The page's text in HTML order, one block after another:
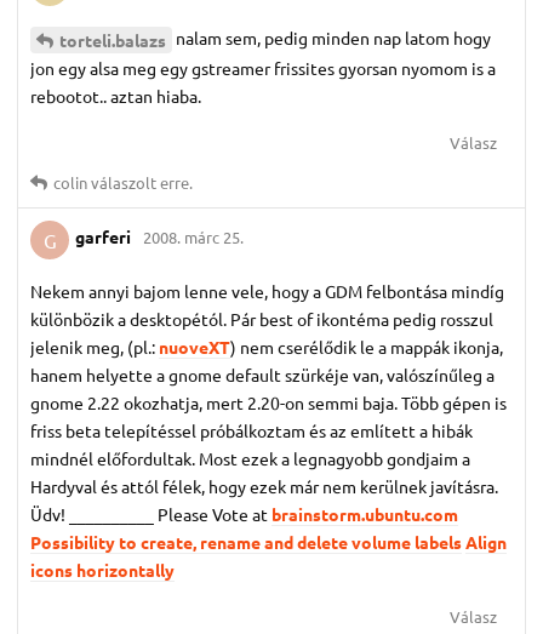
torteli.​balazs nalam sem, pedig minden nap latom hogy
jon egy alsa meg egy gstreamer frissites gyorsan nyomom is a
rebootot.. aztan hiaba.
Válasz
colinválaszolt erre.
G garferi 2008. márc 25.
Nekem annyi bajom lenne vele, hogy a GDM felbontása mindíg
különbözik a desktopétól. Pár best of ikontéma pedig rosszul
jelenik meg, (pl.: nuoveXT) nem cserélődik le a mappák ikonja,
hanem helyette a gnome default szürkéje van, valószínűleg a
gnome 2.22 okozhatja, mert 2.20-on semmi baja. Több gépen is
friss beta telepítéssel próbálkoztam és az említett a hibák
mindnél előfordultak. Most ezek a legnagyobb gondjaim a
Hardyval és attól félek, hogy ezek már nem kerülnek javításra.
Üdv! __________ Please Vote at brainstorm.ubuntu.com
Possibility to create, rename and delete volume labels Align
icons horizontally
Válasz